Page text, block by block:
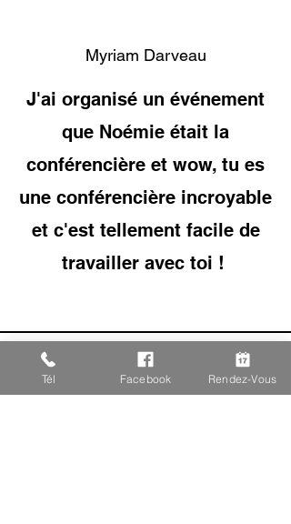
Myriam Darveau
J'ai organisé un événement
que Noémie était la
conférencière et wow, tu es
une conférencière incroyable
et c'est tellement facile de
travailler avec toi !
Tél Facebook Rendez-Vous